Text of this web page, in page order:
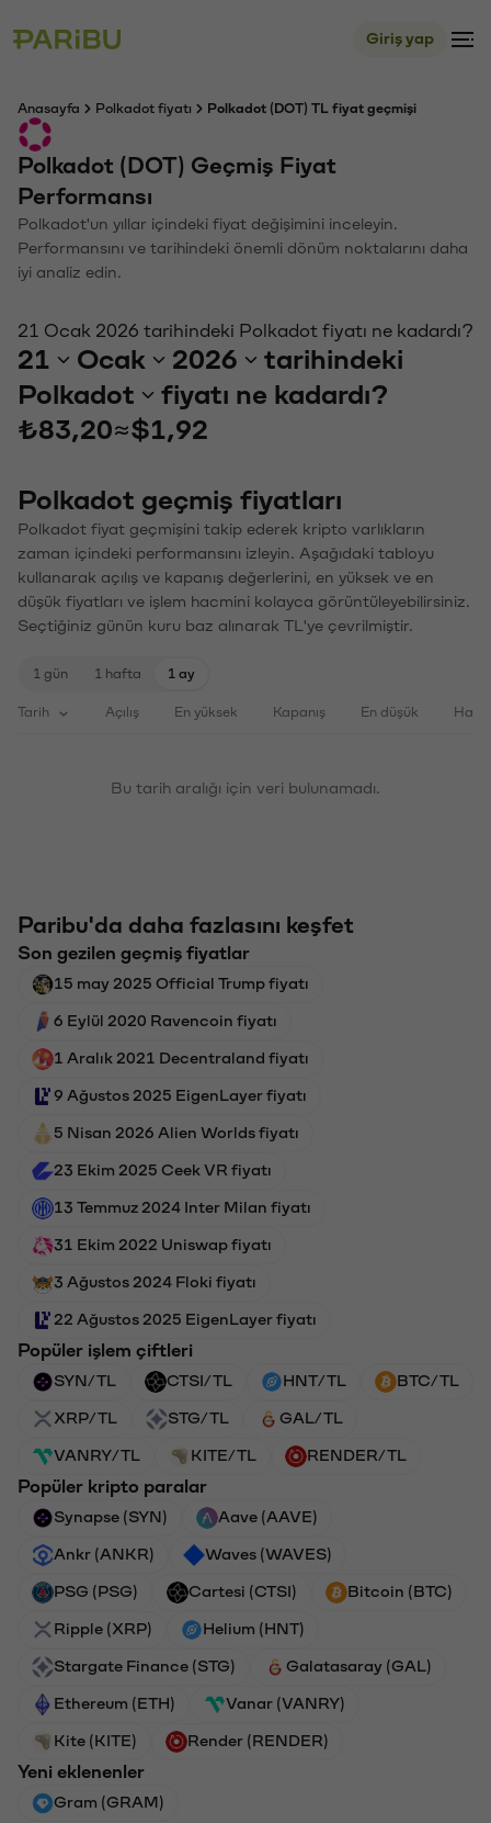
Giriş yap
Anasayfa Polkadot fiyatı Polkadot (DOT) TL fiyat geçmişi
Polkadot (DOT) Geçmiş Fiyat
Performansı
Polkadot'un yıllar içindeki fiyat değişimini inceleyin.
Performansını ve tarihindeki önemli dönüm noktalarını daha
iyi analiz edin.
21 Ocak 2026 tarihindeki Polkadot fiyatı ne kadardı?
21 Ocak 2026
tarihindeki
Polkadot
fiyatı ne kadardı?
₺83,20≈$1,92
Polkadot geçmiş fiyatları
Polkadot fiyat geçmişini takip ederek kripto varlıkların
zaman içindeki performansını izleyin. Aşağıdaki tabloyu
kullanarak açılış ve kapanış değerlerini, en yüksek ve en
düşük fiyatları ve işlem hacmini kolayca görüntüleyebilirsiniz.
Seçtiğiniz günün kuru baz alınarak TL'ye çevrilmiştir.
1 gün 1 hafta 1 ay
Tarih Açılış En yüksek Kapanış En düşük
Bu tarih aralığı için veri bulunamadı.
Paribu'da daha fazlasını keşfet
Son gezilen geçmiş fiyatlar
15 may 2025 Official Trump fiyatı
6 Eylül 2020 Ravencoin fiyatı
1 Aralık 2021 Decentraland fiyatı
9 Ağustos 2025 EigenLayer fiyatı
5 Nisan 2026 Alien Worlds fiyatı
23 Ekim 2025 Ceek VR fiyatı
13 Temmuz 2024 Inter Milan fiyatı
31 Ekim 2022 Uniswap fiyatı
3 Ağustos 2024 Floki fiyatı
22 Ağustos 2025 EigenLayer fiyatı
Popüler işlem çiftleri
SYN/TL CTSI/TL HNT/TL BTC/TL
XRP/TL STG/TL GAL/TL
VANRY/TL KITE/TL RENDER/TL
Popüler kripto paralar
Synapse (SYN) Aave (AAVE)
Ankr (ANKR) Waves (WAVES)
PSG (PSG) Cartesi (CTSI) Bitcoin (BTC)
Ripple (XRP) Helium (HNT)
Stargate Finance (STG) Galatasaray (GAL)
Ethereum (ETH) Vanar (VANRY)
Kite (KITE) Render (RENDER)
Yeni eklenenler
Gram (GRAM)